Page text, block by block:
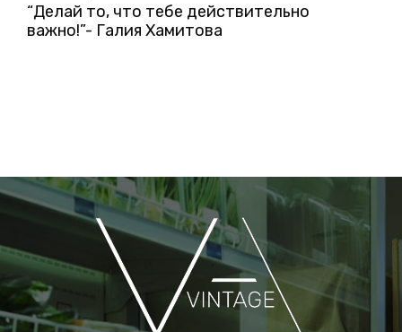
“Делай то, что тебе действительно
важно!”- Галия Хамитова